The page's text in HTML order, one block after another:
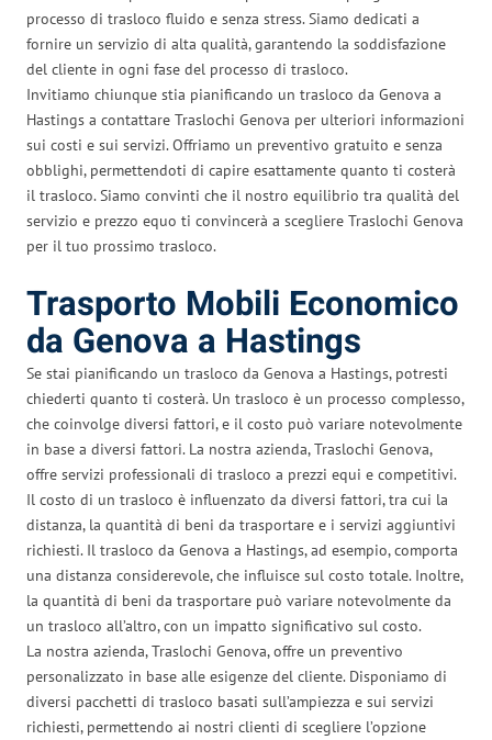
processo di trasloco fluido e senza stress. Siamo dedicati a
fornire un servizio di alta qualità, garantendo la soddisfazione
del cliente in ogni fase del processo di trasloco.
Invitiamo chiunque stia pianificando un trasloco da Genova a
Hastings a contattare Traslochi Genova per ulteriori informazioni
sui costi e sui servizi. Offriamo un preventivo gratuito e senza
obblighi, permettendoti di capire esattamente quanto ti costerà
il trasloco. Siamo convinti che il nostro equilibrio tra qualità del
servizio e prezzo equo ti convincerà a scegliere Traslochi Genova
per il tuo prossimo trasloco.
Trasporto Mobili Economico
da Genova a Hastings
Se stai pianificando un trasloco da Genova a Hastings, potresti
chiederti quanto ti costerà. Un trasloco è un processo complesso,
che coinvolge diversi fattori, e il costo può variare notevolmente
in base a diversi fattori. La nostra azienda, Traslochi Genova,
offre servizi professionali di trasloco a prezzi equi e competitivi.
Il costo di un trasloco è influenzato da diversi fattori, tra cui la
distanza, la quantità di beni da trasportare e i servizi aggiuntivi
richiesti. Il trasloco da Genova a Hastings, ad esempio, comporta
una distanza considerevole, che influisce sul costo totale. Inoltre,
la quantità di beni da trasportare può variare notevolmente da
un trasloco all’altro, con un impatto significativo sul costo.
La nostra azienda, Traslochi Genova, offre un preventivo
personalizzato in base alle esigenze del cliente. Disponiamo di
diversi pacchetti di trasloco basati sull’ampiezza e sui servizi
richiesti, permettendo ai nostri clienti di scegliere l’opzione